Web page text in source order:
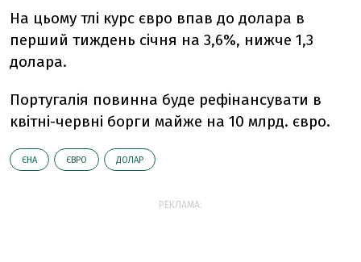
На цьому тлі курс євро впав до долара в
перший тиждень січня на 3,6%, нижче 1,3
долара.
Португалія повинна буде рефінансувати в
квітні-червні борги майже на 10 млрд. євро.
ЄНА ЄВРО ДОЛАР
РЕКЛАМА: